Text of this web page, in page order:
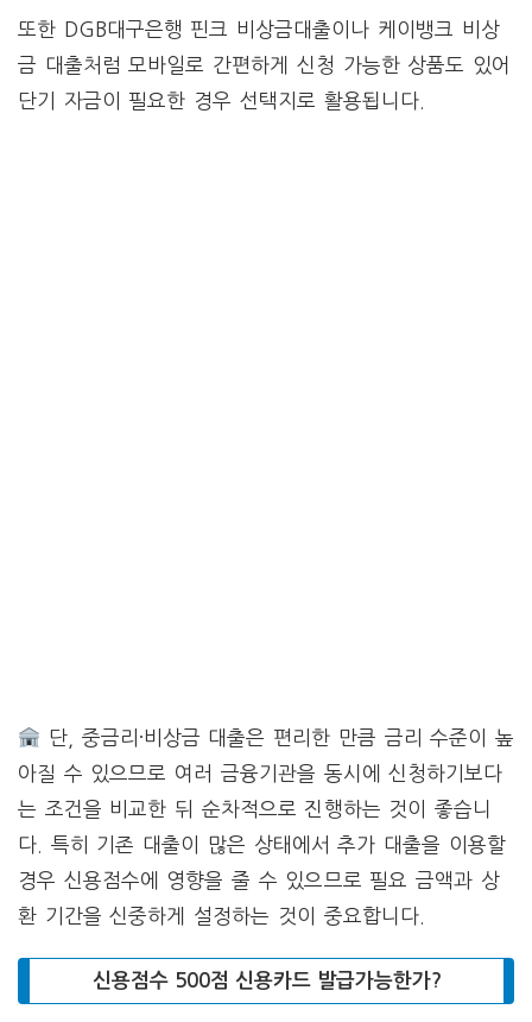
또한 DGB대구은행 핀크 비상금대출이나 케이뱅크 비상
금 대출처럼 모바일로 간편하게 신청 가능한 상품도 있어
단기 자금이 필요한 경우 선택지로 활용됩니다.
단, 중금리·비상금 대출은 편리한 만큼 금리 수준이 높
아질 수 있으므로 여러 금융기관을 동시에 신청하기보다
는 조건을 비교한 뒤 순차적으로 진행하는 것이 좋습니
다. 특히 기존 대출이 많은 상태에서 추가 대출을 이용할
경우 신용점수에 영향을 줄 수 있으므로 필요 금액과 상
환 기간을 신중하게 설정하는 것이 중요합니다.
신용점수 500점 신용카드 발급가능한가?